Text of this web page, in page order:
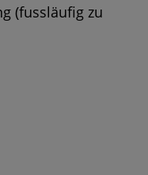
(fussläufig zu